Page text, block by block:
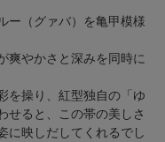
ー（グァバ）を亀甲模様
爽やかさと深みを同時に
を操り、紅型独自の「ゆ
せると、この帯の美しさ
に映しだしてくれるでし